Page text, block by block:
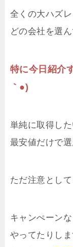
全くの大ハズレ
どの会社を選
特に今日紹介
｀●)
単純に取得し
最安値だけで
ただ注意とし
キャンぺーン
やってたりし